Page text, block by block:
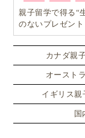
親子留学で得る“
のないプレゼン
からはじめるオ
カナダ親
オースト
イギリス親
国